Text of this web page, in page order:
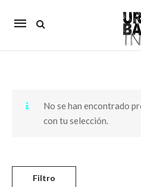
Mobile
No se han encontrado
con tu selección.
Filtro